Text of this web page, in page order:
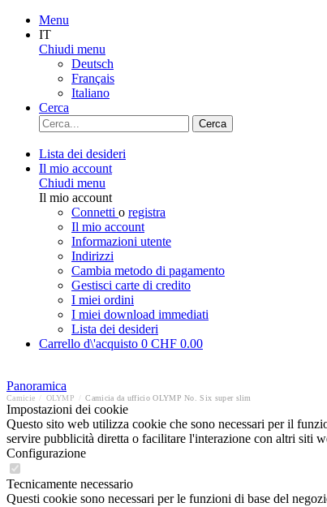
Menu
IT
Chiudi menu
Deutsch
Français
Italiano
Cerca
Cerca
Lista dei desideri
Il mio account
Chiudi menu
Il mio account
Connetti o registra
Il mio account
Informazioni utente
Indirizzi
Cambia metodo di pagamento
Gestisci carte di credito
I miei ordini
I miei download immediati
Lista dei desideri
Carrello d\'acquisto 0 CHF 0.00
Panoramica
Camicie OLYMP Camicia da ufficio OLYMP No. Six super slim
Impostazioni dei cookie
Questo sito web utilizza cookie che sono necessari per il
servire pubblicità diretta o facilitare l'interazione con altri siti
Configurazione
Tecnicamente necessario
Questi cookie sono necessari per le funzioni di base del